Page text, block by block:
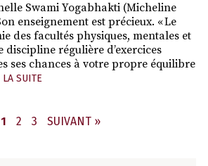
Swami Yogabhakti (Micheline
enseignement est précieux. « Le
des facultés physiques, mentales et
discipline régulière d’exercices
ses chances à votre propre équilibre
LA SUITE
PAGE
1 PAGE
2 PAGE
3 SUIVANT »